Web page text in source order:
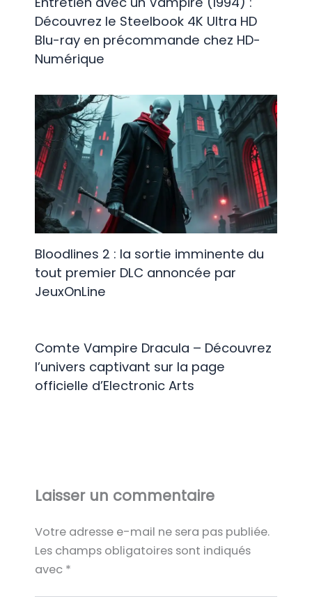
Découvrez le Steelbook 4K Ultra HD
Blu-ray en précommande chez HD-
Numérique
Bloodlines 2 : la sortie imminente du
tout premier DLC annoncée par
JeuxOnLine
Comte Vampire Dracula – Découvrez
l’univers captivant sur la page
officielle d’Electronic Arts
Laisser un commentaire
Votre adresse e-mail ne sera pas publiée.
Les champs obligatoires sont indiqués
avec *